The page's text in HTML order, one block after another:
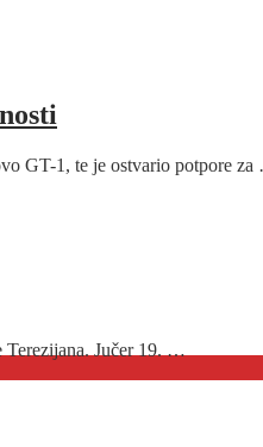
GT-1, te je ostvario potpore
Terezijana. Jučer 19. …